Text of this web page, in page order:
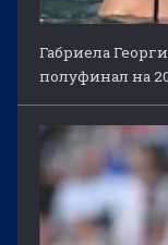
Габриела
полуфинал на